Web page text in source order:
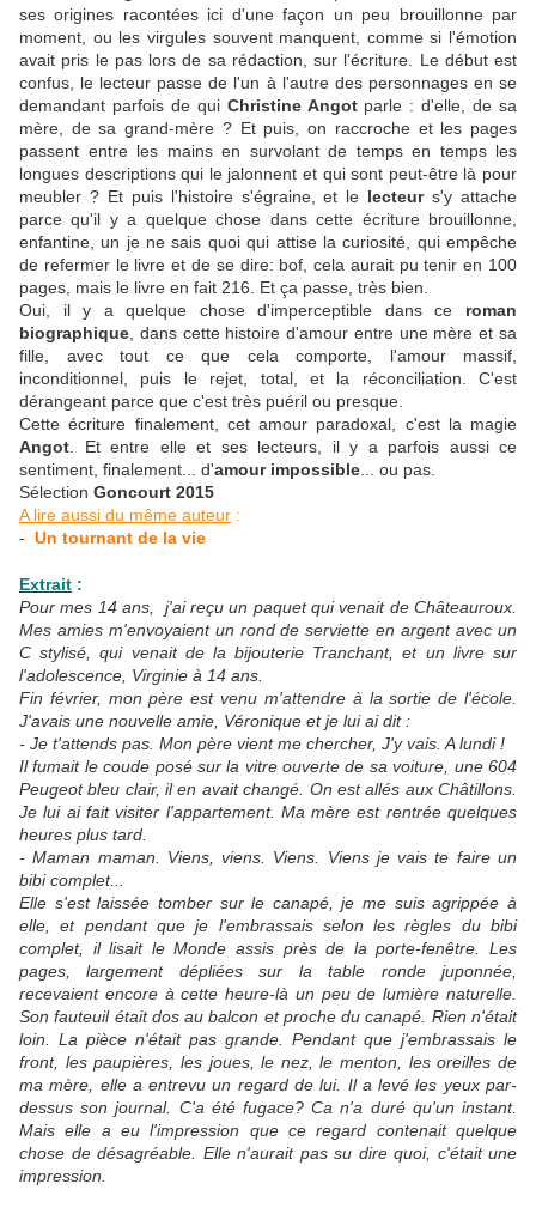
ses origines racontées ici d'une façon un peu brouillonne par
moment, ou les virgules souvent manquent, comme si l'émotion
avait pris le pas lors de sa rédaction, sur l'écriture. Le début est
confus, le lecteur passe de l'un à l'autre des personnages en se
demandant parfois de qui Christine Angotparle : d'elle, de sa
mère, de sa grand-mère ? Et puis, on raccroche et les pages
passent entre les mains en survolant de temps en temps les
longues descriptions qui le jalonnent et qui sont peut-être là pour
meubler ? Et puis l'histoire s'égraine, et le lecteurs'y attache
parce qu'il y a quelque chose dans cette écriture brouillonne,
enfantine, un je ne sais quoi qui attise la curiosité, qui empêche
de refermer le livre et de se dire: bof, cela aurait pu tenir en 100
pages, mais le livre en fait 216. Et ça passe, très bien.
Oui, il y a quelque chose d'imperceptible dans ce roman
biographique , dans cette histoire d'amour entre une mère et sa
fille, avec tout ce que cela comporte, l'amour massif,
inconditionnel, puis le rejet, total, et la réconciliation. C'est
dérangeant parce que c'est très puéril ou presque.
Cette écriture finalement, cet amour paradoxal, c'est la magie
Angot . Et entre elle et ses lecteurs, il y a parfois aussi ce
sentiment, finalement... d'amour impossible ... ou pas.
Sélection Goncourt 2015
A lire aussi du même auteur :
- Un tournant de la vie
Extrait :
Pour mes 14 ans, j'ai reçu un paquet qui venait de Châteauroux.
Mes amies m'envoyaient un rond de serviette en argent avec un
C stylisé, qui venait de la bijouterie Tranchant, et un livre sur
l'adolescence, Virginie à 14 ans.
Fin février, mon père est venu m'attendre à la sortie de l'école.
J'avais une nouvelle amie, Véronique et je lui ai dit :
- Je t'attends pas. Mon père vient me chercher, J'y vais. A lundi !
Il fumait le coude posé sur la vitre ouverte de sa voiture, une 604
Peugeot bleu clair, il en avait changé. On est allés aux Châtillons.
Je lui ai fait visiter l'appartement. Ma mère est rentrée quelques
heures plus tard.
- Maman maman. Viens, viens. Viens. Viens je vais te faire un
bibi complet...
Elle s'est laissée tomber sur le canapé, je me suis agrippée à
elle, et pendant que je l'embrassais selon les règles du bibi
complet, il lisait le Monde assis près de la porte-fenêtre. Les
pages, largement dépliées sur la table ronde juponnée,
recevaient encore à cette heure-là un peu de lumière naturelle.
Son fauteuil était dos au balcon et proche du canapé. Rien n'était
loin. La pièce n'était pas grande. Pendant que j'embrassais le
front, les paupières, les joues, le nez, le menton, les oreilles de
ma mère, elle a entrevu un regard de lui. Il a levé les yeux par-
dessus son journal. C'a été fugace? Ca n'a duré qu'un instant.
Mais elle a eu l'impression que ce regard contenait quelque
chose de désagréable. Elle n'aurait pas su dire quoi, c'était une
impression.